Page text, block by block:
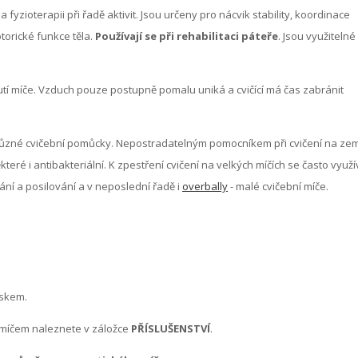
a fyzioterapii při řadě aktivit. Jsou určeny pro nácvik stability, koordinace
funkce těla. Používají se při rehabilitaci páteře. Jsou využitelné
míče. Vzduch pouze postupně pomalu uniká a cvičící má čas zabránit
cvičební pomůcky. Nepostradatelným pomocníkem při cvičení na
i antibakteriální. K zpestření cvičení na velkých míčích se často
a posilování a v neposlední řadě i overbally- malé cvičební míče.
naleznete v záložce PŘÍSLUŠENSTVÍ.